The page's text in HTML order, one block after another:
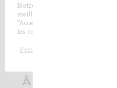
À LIRE AUSSI
Notre site web utilise des
meilleure expérience de
“Accepter et fermer”, vous
les cookies.
Personnaliser